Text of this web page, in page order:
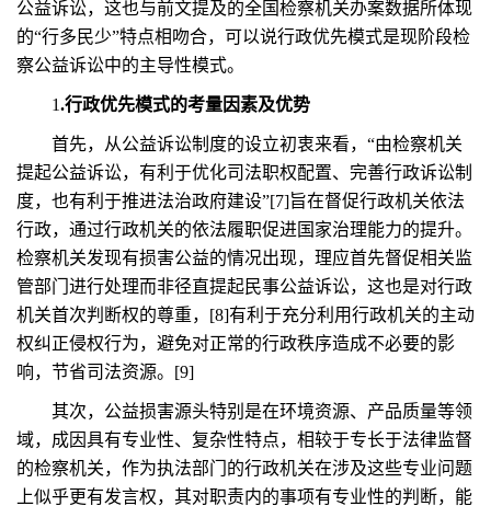
公益诉讼，这也与前文提及的全国检察机关办案数据所体现
的“行多民少”特点相吻合，可以说行政优先模式是现阶段检
察公益诉讼中的主导性模式。
1.行政优先模式的考量因素及优势
首先，从公益诉讼制度的设立初衷来看，“由检察机关
提起公益诉讼，有利于优化司法职权配置、完善行政诉讼制
度，也有利于推进法治政府建设”[7]旨在督促行政机关依法
行政，通过行政机关的依法履职促进国家治理能力的提升。
检察机关发现有损害公益的情况出现，理应首先督促相关监
管部门进行处理而非径直提起民事公益诉讼，这也是对行政
机关首次判断权的尊重，[8]有利于充分利用行政机关的主动
权纠正侵权行为，避免对正常的行政秩序造成不必要的影
响，节省司法资源。[9]
其次，公益损害源头特别是在环境资源、产品质量等领
域，成因具有专业性、复杂性特点，相较于专长于法律监督
的检察机关，作为执法部门的行政机关在涉及这些专业问题
上似乎更有发言权，其对职责内的事项有专业性的判断，能